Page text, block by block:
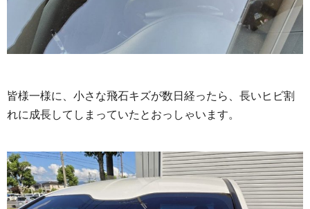
皆様一様に、小さな飛石キズが数日経ったら、長いヒビ割
れに成長してしまっていたとおっしゃいます。